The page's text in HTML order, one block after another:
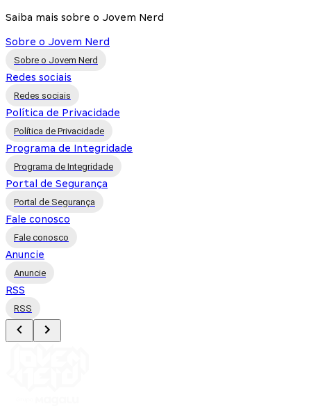
Saiba mais sobre o Jovem Nerd
Sobre o Jovem Nerd
Sobre o Jovem Nerd
Redes sociais
Redes sociais
Política de Privacidade
Política de Privacidade
Programa de Integridade
Programa de Integridade
Portal de Segurança
Portal de Segurança
Fale conosco
Fale conosco
Anuncie
Anuncie
RSS
RSS